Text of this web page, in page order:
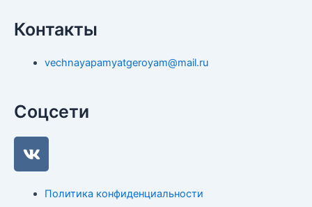
Контакты
vechnayapamyatgeroyam@mail.ru
Соцсети
V
k
Политика конфиденциальности